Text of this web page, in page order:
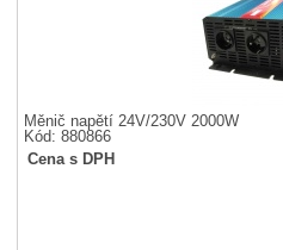
Měnič napětí 24V/230V 2000W
Kód: 880866
Cena s DPH